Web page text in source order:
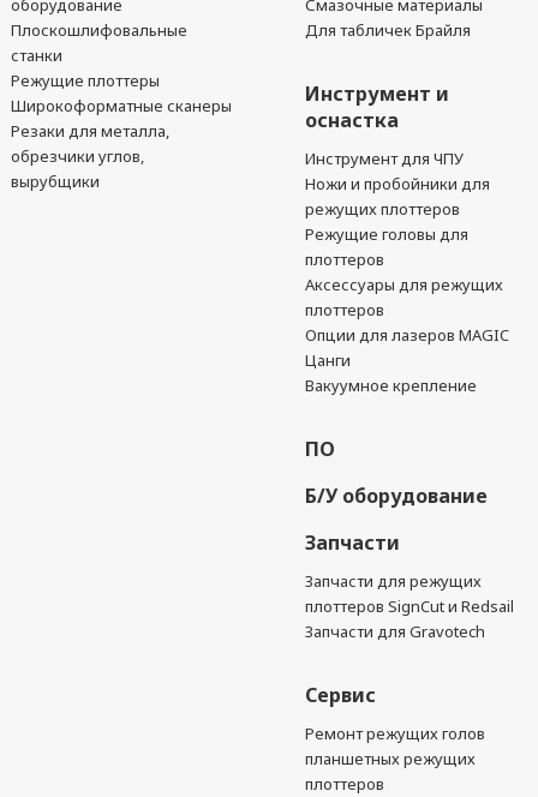
оборудование
Плоскошлифовальные
станки
Режущие плоттеры
Широкоформатные сканеры
Резаки для металла,
обрезчики углов,
вырубщики
Смазочные материалы
Для табличек Брайля
Инструмент и
оснастка
Инструмент для ЧПУ
Ножи и пробойники для
режущих плоттеров
Режущие головы для
плоттеров
Аксессуары для режущих
плоттеров
Опции для лазеров MAGIC
Цанги
Вакуумное крепление
ПО
Б/У оборудование
Запчасти
Запчасти для режущих
плоттеров SignCut и Redsail
Запчасти для Gravotech
Сервис
Ремонт режущих голов
планшетных режущих
плоттеров